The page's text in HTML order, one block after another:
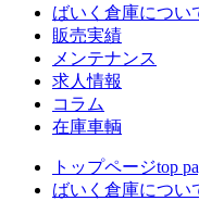
ばいく倉庫につい
販売実績
メンテナンス
求人情報
コラム
在庫車輌
トップページtop
ばいく倉庫につい